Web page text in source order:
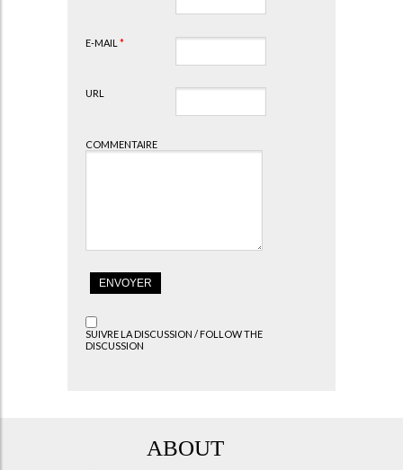
E-MAIL *
URL
COMMENTAIRE
SUIVRE LA DISCUSSION / FOLLOW THE
DISCUSSION
ABOUT